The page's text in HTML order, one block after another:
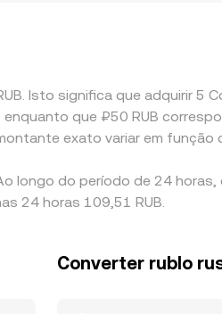
Isto significa que adquirir 5
que ₽50 RUB
exato variar em
longo do período de 24
24 horas 109,51 RUB.
Converter rublo